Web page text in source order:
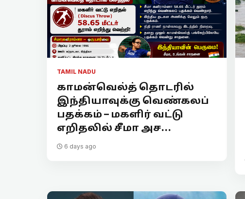
TAMIL NADU
காமன்வெல்த் தொடரில்
இந்தியாவுக்கு வெண்கலப்
பதக்கம் – மகளிர் வட்டு
எறிதலில் சீமா அச...
6 days ago